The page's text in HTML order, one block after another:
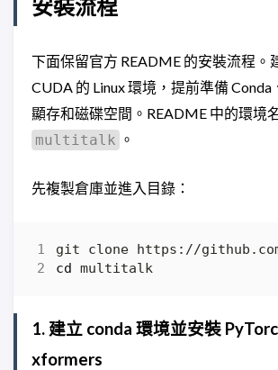
安裝流程
下面保留官方 README 的安裝流程。
CUDA 的 Linux 環境，提前準備
顯存和磁碟空間。README 中的環境
multitalk 。
先複製倉庫並進入目錄：
cd
1. 建立 conda 環境並安裝
xformers